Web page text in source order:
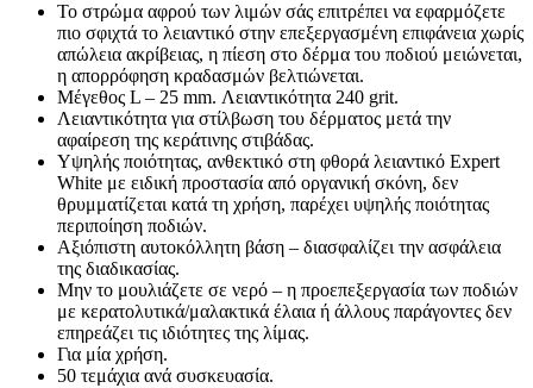
Το στρώμα αφρού των λιμών σάς επιτρέπει να εφαρμόζετε
πιο σφιχτά το λειαντικό στην επεξεργασμένη επιφάνεια χωρίς
απώλεια ακρίβειας, η πίεση στο δέρμα του ποδιού μειώνεται,
η απορρόφηση κραδασμών βελτιώνεται.
Μέγεθος L – 25 mm. Λειαντικότητα 240 grit.
Λειαντικότητα για στίλβωση του δέρματος μετά την
αφαίρεση της κεράτινης στιβάδας.
Υψηλής ποιότητας, ανθεκτικό στη φθορά λειαντικό Expert
White με ειδική προστασία από οργανική σκόνη, δεν
θρυμματίζεται κατά τη χρήση, παρέχει υψηλής ποιότητας
περιποίηση ποδιών.
Αξιόπιστη αυτοκόλλητη βάση – διασφαλίζει την ασφάλεια
της διαδικασίας.
Μην το μουλιάζετε σε νερό – η προεπεξεργασία των ποδιών
με κερατολυτικά/μαλακτικά έλαια ή άλλους παράγοντες δεν
επηρεάζει τις ιδιότητες της λίμας.
Για μία χρήση.
50 τεμάχια ανά συσκευασία.